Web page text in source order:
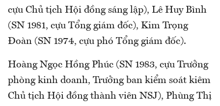
cựu Chủ tịch Hội đồng sáng lập), Lê Huy Bình
(SN 1981, cựu Tổng giám đốc), Kim Trọng
Đoàn (SN 1974, cựu phó Tổng giám đốc).
Hoàng Ngọc Hồng Phúc (SN 1983, cựu Trưởng
phòng kinh doanh, Trưởng ban kiểm soát kiêm
Chủ tịch Hội đồng thành viên NSJ), Phùng Thị